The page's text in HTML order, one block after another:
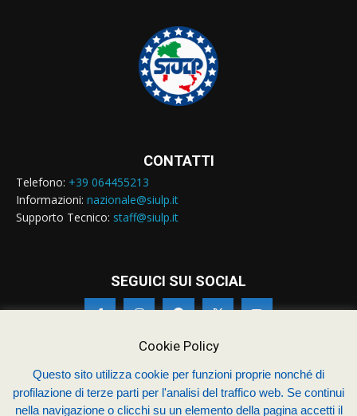
CONTATTI
Telefono: +39 064455213
Informazioni: nazionale@siulp.it
Supporto Tecnico: staff@siulp.it
SEGUICI SUI SOCIAL
© Siulp 2026 - C.F.97014000588 - Realizzato dastudio4s.com
Cookie Policy
Questo sito utilizza cookie per funzioni proprie nonché di
profilazione di terze parti per l'analisi del traffico web. Se continui
nella navigazione o clicchi su un elemento della pagina accetti il